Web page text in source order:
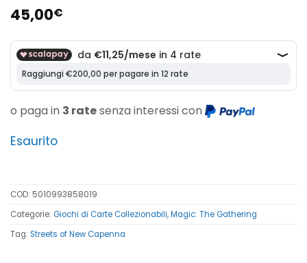
45,00€
o paga in 3 ratesenza interessi con
Esaurito
COD: 5010993858019
Categorie: Giochi di Carte Collezionabili,Magic: The Gathering
Tag: Streets of New Capenna